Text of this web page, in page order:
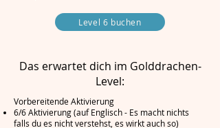
Level 6 buchen
Das erwartet dich im Golddrachen-
Level:
Vorbereitende Aktivierung
6/6 Aktivierung (auf Englisch - Es macht nichts
falls du es nicht verstehst, es wirkt auch so)